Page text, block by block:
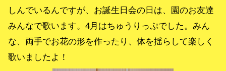
しんでいるんですが、お誕生日会の日は、園のお友達
みんなで歌います。4月はちゅうりっぷでした。みん
な、両手でお花の形を作ったり、体を揺らして楽しく
歌いましたよ！